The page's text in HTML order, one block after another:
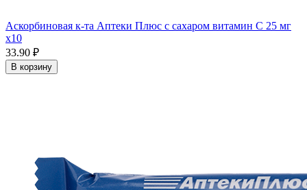
Аскорбиновая к-та Аптеки Плюс с сахаром витамин С 25 мг
x10
33.90 ₽
В корзину